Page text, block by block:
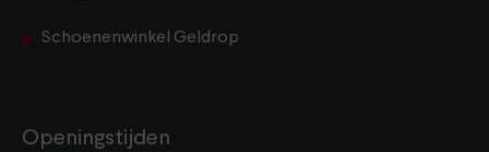
Schoenenwinkel Geldrop
Openingstijden